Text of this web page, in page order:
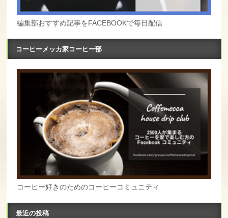
編集部おすすめ記事をFACEBOOKで毎日配信
コーヒーメッカ家コーヒー部
コーヒー好きのためのコーヒーコミュニティ
最近の投稿